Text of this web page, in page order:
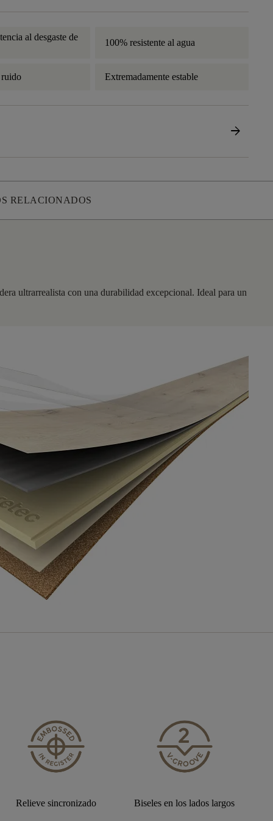
al desgaste de
100% resistente al agua
Extremadamente estable
arrow_forward
RELACIONADOS
ultrarrealista con una durabilidad excepcional. Ideal para un
Relieve sincronizado Biseles en los lados largos